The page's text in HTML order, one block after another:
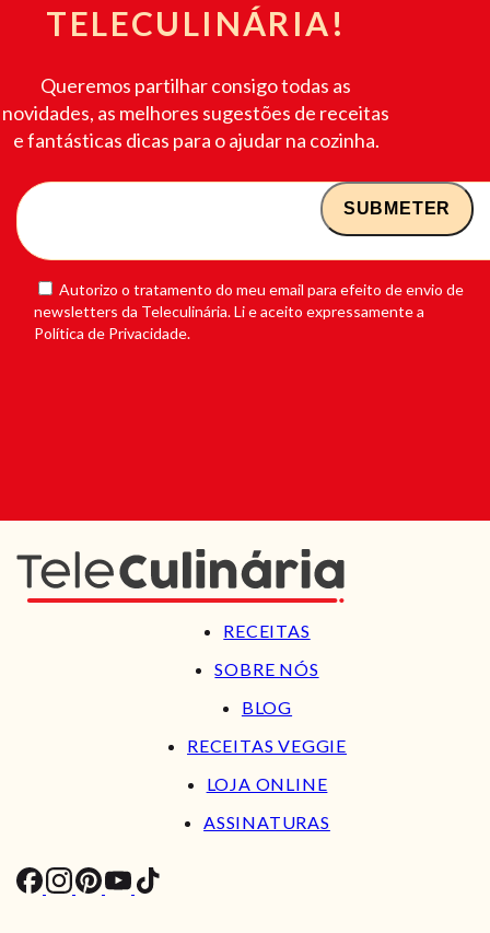
TELECULINÁRIA!
Queremos partilhar consigo todas as
novidades, as melhores sugestões de receitas
e fantásticas dicas para o ajudar na cozinha.
Autorizo o tratamento do meu email para efeito de envio de
newsletters da Teleculinária. Li e aceito expressamente a
Política de Privacidade.
RECEITAS
SOBRE NÓS
BLOG
RECEITAS VEGGIE
LOJA ONLINE
ASSINATURAS